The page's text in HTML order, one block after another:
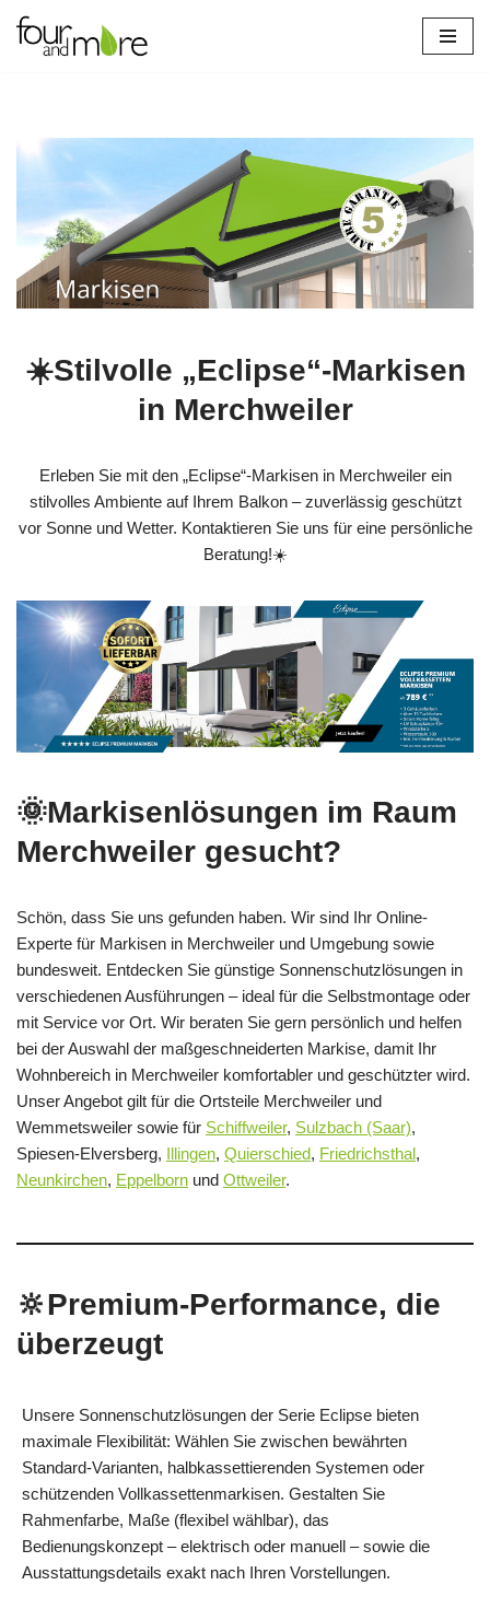
Zum
☀️Stilvolle „Eclipse“-Markisen
in Merchweiler
Erleben Sie mit den „Eclipse“-Markisen in Merchweiler ein
stilvolles Ambiente auf Ihrem Balkon – zuverlässig geschützt
vor Sonne und Wetter. Kontaktieren Sie uns für eine persönliche
Beratung!☀️
🌞Markisenlösungen im Raum
Merchweiler gesucht?
Schön, dass Sie uns gefunden haben. Wir sind Ihr Online-
Experte für Markisen in Merchweiler und Umgebung sowie
bundesweit. Entdecken Sie günstige Sonnenschutzlösungen in
verschiedenen Ausführungen – ideal für die Selbstmontage oder
mit Service vor Ort. Wir beraten Sie gern persönlich und helfen
bei der Auswahl der maßgeschneiderten Markise, damit Ihr
Wohnbereich in Merchweiler komfortabler und geschützter wird.
Unser Angebot gilt für die Ortsteile Merchweiler und
Wemmetsweiler sowie für Schiffweiler, Sulzbach (Saar),
Spiesen‑Elversberg, Illingen, Quierschied, Friedrichsthal,
Neunkirchen, Eppelborn und Ottweiler.
🔆Premium-Performance, die
überzeugt
Unsere Sonnenschutzlösungen der Serie Eclipse bieten
maximale Flexibilität: Wählen Sie zwischen bewährten
Standard-Varianten, halbkassettierenden Systemen oder
schützenden Vollkassettenmarkisen. Gestalten Sie
Rahmenfarbe, Maße (flexibel wählbar), das
Bedienungskonzept – elektrisch oder manuell – sowie die
Ausstattungsdetails exakt nach Ihren Vorstellungen.